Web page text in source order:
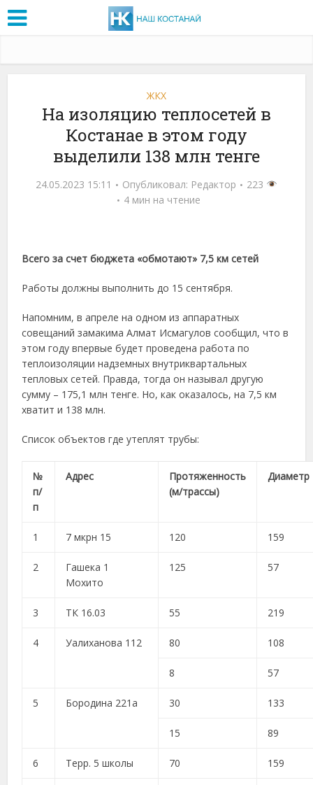
ЖКХ
На изоляцию теплосетей в
Костанае в этом году
выделили 138 млн тенге
24.05.2023 15:11 Опубликовал: Редактор
223
4 мин на чтение
Всего за счет бюджета «обмотают» 7,5 км сетей
Работы должны выполнить до 15 сентября.
Напомним, в апреле на одном из аппаратных
совещаний замакима Алмат Исмагулов сообщил, что в
этом году впервые будет проведена работа по
теплоизоляции надземных внутриквартальных
тепловых сетей. Правда, тогда он называл другую
сумму – 175,1 млн тенге. Но, как оказалось, на 7,5 км
хватит и 138 млн.
Список объектов где утеплят трубы:
№
п/
п
Адрес
Протяженность
(м/трассы)
Диаметр
1 7 мкрн 15 120 159
2
Гашека 1
Мохито
125 57
3 ТК 16.03 55 219
4 Уалиханова 112 80 108
8 57
5 Бородина 221а 30 133
15 89
6 Терр. 5 школы 70 159